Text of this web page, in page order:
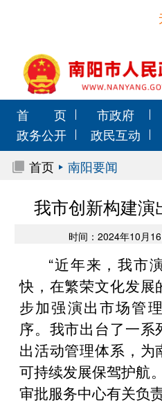
首 页 市政府
政务公开
政民互动
首页
南阳要闻
我市创新构建演
时间：2024年10月
“近年来，我市
快，在繁荣文化发展
步加强演出市场管
序。我市出台了一
出活动管理体系，为
可持续发展保驾护航
审批服务中心有关负责